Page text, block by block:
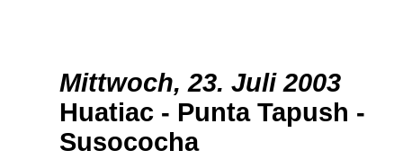
Mittwoch, 23. Juli 2003
Huatiac - Punta Tapush -
Susococha